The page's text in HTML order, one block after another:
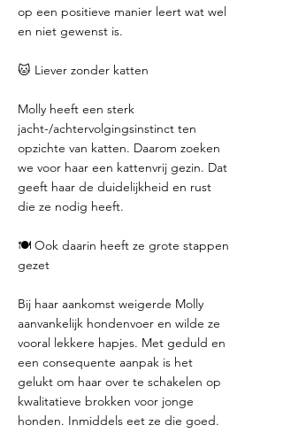
op een positieve manier leert wat wel
en niet gewenst is.
🐱 Liever zonder katten
Molly heeft een sterk
jacht-/achtervolgingsinstinct ten
opzichte van katten. Daarom zoeken
we voor haar een kattenvrij gezin. Dat
geeft haar de duidelijkheid en rust
die ze nodig heeft.
🍽️ Ook daarin heeft ze grote stappen
gezet
Bij haar aankomst weigerde Molly
aanvankelijk hondenvoer en wilde ze
vooral lekkere hapjes. Met geduld en
een consequente aanpak is het
gelukt om haar over te schakelen op
kwalitatieve brokken voor jonge
honden. Inmiddels eet ze die goed.